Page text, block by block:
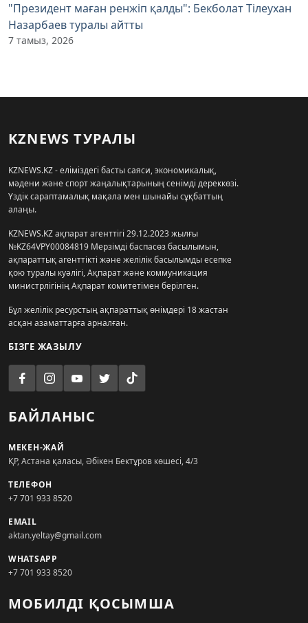
"Президент маған ренжіп қалды": Бекболат Тілеухан
Назарбаев туралы айтты
7 тамыз, 2026
KZNEWS ТУРАЛЫ
KZNEWS.KZ - еліміздегі басты саяси, экономикалық,
мәдени және спорт жаңалықтарының сенімді дереккөзі.
Үздік сараптамалық мақала мен шынайы сұқбаттың
алаңы.
KZNEWS.KZ ақпарат агенттігі 29.12.2023 жылғы
№KZ64VPY00084819 Мерзімді баспасөз басылымын,
ақпараттық агенттікті және желілік басылымды есепке
қою туралы куәлігі, Ақпарат және коммуникация
министрлігінің Ақпарат комитетімен берілген.
Бұл желілік ресурстың ақпараттық өнімдері 18 жастан
асқан азаматтарға арналған.
БІЗГЕ ЖАЗЫЛУ
БАЙЛАНЫС
МЕКЕН-ЖАЙ
ҚР, Астана қаласы, Әбікен Бектұров көшесі, 4/3
ТЕЛЕФОН
+7 701 933 8520
EMAIL
aktan.yeltay@gmail.com
WHATSAPP
+7 701 933 8520
МОБИЛДІ ҚОСЫМША